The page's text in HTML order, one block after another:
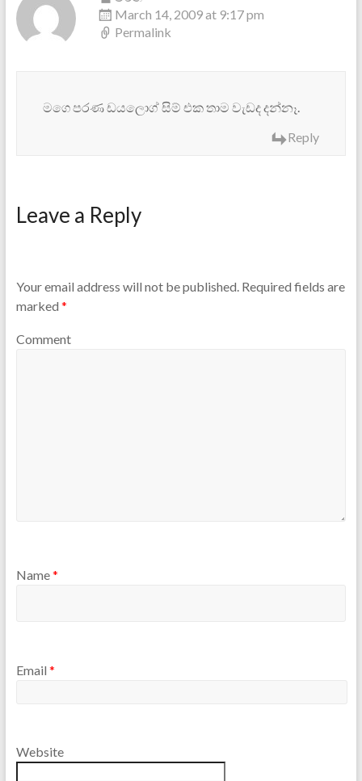
March 14, 2009 at 9:17 pm
Permalink
මගෙ පරණ ඩයලොග් සිම් එක තාම වැඩද දන්නෑ.
Reply
Leave a Reply
Your email address will not be published. Required fields are
marked *
Comment
Name*
Email *
Website